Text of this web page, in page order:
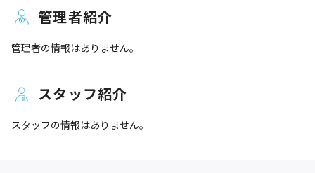
管理者紹介
管理者の情報はありません。
スタッフ紹介
スタッフの情報はありません。